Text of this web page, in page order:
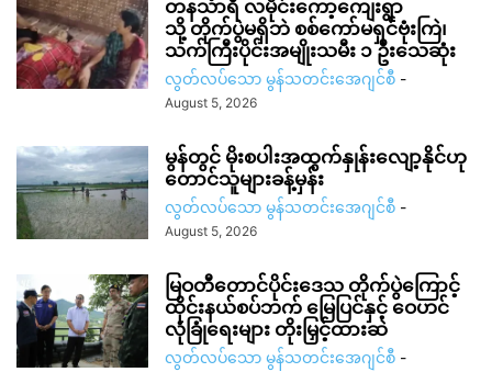
တနင်္သာရီ လမိုင်းကော့ကျေးရွာ
သို့ တိုက်ပွဲမရှိဘဲ စစ်ကော်မရှင်ဗုံးကြဲ၊
သက်ကြီးပိုင်းအမျိုးသမီး ၁ ဦးသေဆုံး
လွတ်လပ်သော မွန်သတင်းအေဂျင်စီ -
August 5, 2026
မွန်တွင် မိုးစပါးအထွက်နှုန်းလျော့နိုင်ဟု
တောင်သူများခန့်မှန်း
လွတ်လပ်သော မွန်သတင်းအေဂျင်စီ -
August 5, 2026
မြဝတီတောင်ပိုင်းဒေသ တိုက်ပွဲကြောင့်
ထိုင်းနယ်စပ်ဘက် မြေပြင်နှင့် ဝေဟင်
လုံခြုံရေးများ တိုးမြှင့်ထားဆဲ
လွတ်လပ်သော မွန်သတင်းအေဂျင်စီ -